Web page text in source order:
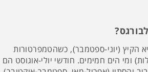
הקיץ (יוני-ספטמבר), כשהטמפרטורות
(25-30 מעלות) ומי הים חמימים. חודשי יולי-אוגוסט הם